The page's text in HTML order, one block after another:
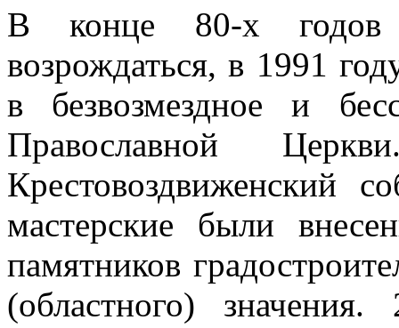
В конце 80-х годов
возрождаться, в 1991
в безвозмездное и
Православной
Крестовоздвиженский
мастерские были
памятников
(областного)